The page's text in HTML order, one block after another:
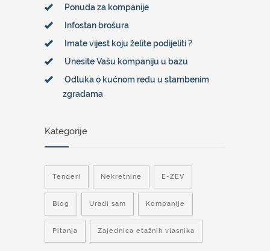
Ponuda za kompanije
Infostan brošura
Imate vijest koju želite podijeliti ?
Unesite Vašu kompaniju u bazu
Odluka o kućnom redu u stambenim
zgradama
Kategorije
Tenderi Nekretnine E-ZEV
Blog Uradi sam Kompanije
Pitanja Zajednica etažnih vlasnika